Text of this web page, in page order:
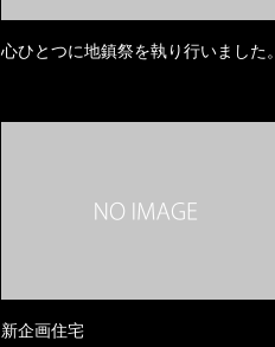
心ひとつに地鎮祭を執り行いました。
新企画住宅